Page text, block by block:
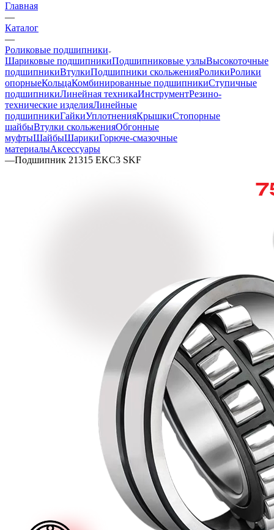
Главная
—
Каталог
—
Роликовые подшипники
Шариковые подшипникиПодшипниковые узлыВысокоточные
подшипникиВтулкиПодшипники скольженияРоликиРолики
опорныеКольцаКомбинированные подшипникиСтупичные
подшипникиЛинейная техникаИнструментРезино-
технические изделияЛинейные
подшипникиГайкиУплотненияКрышкиСтопорные
шайбыВтулки скольженияОбгонные
муфтыШайбыШарикиГорюче-смазочные
материалыАксессуары
—Подшипник 21315 EKC3 SKF